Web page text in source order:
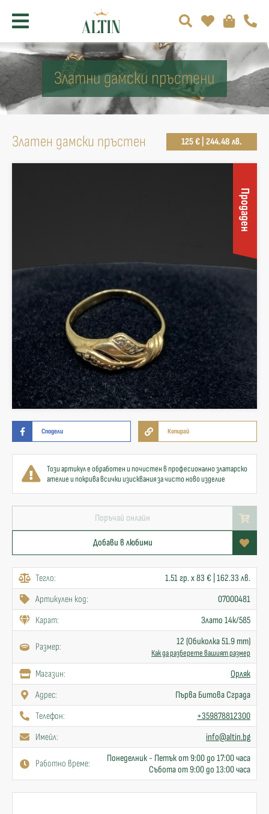
Златни дамски пръстени
Златен дамски пръстен 125 € | 244.48 лв.
Продаден
Сподели Копирай
Този артикул е обработен и почистен в професионално златарско
ателие и покрива всички изисквания за чисто ново изделие
Поръчай онлайн
Добави в любими
Тегло:
1.51 гр. x 83 € | 162.33 лв.
Артикулен код:
07000481
Карат:
Злато 14к/585
Размер: 12 (Обиколка 51.9 mm)
Как да разберете вашият размер
Mагазин:
Орляк
Адрес:
Първа Битова Сграда
Телефон:
+359878812300
Имейл:
info@altin.bg
Работно време:
Понеделник - Петък от 9:00 до 17:00 часа
Събота от 9:00 до 13:00 часа